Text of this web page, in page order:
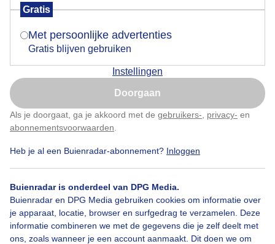
Gratis
Met persoonlijke advertenties
Gratis blijven gebruiken
Instellingen
Doorgaan
Als je doorgaat, ga je akkoord met de gebruikers- privacy- en
abonnementsvoorwaarden
Heb je al een Buienradar-abonnement? Inloggen
Buienradar is onderdeel van DPG Media.
Buienradar en DPG Media gebruiken cookies om informatie over
je apparaat, locatie, browser en surfgedrag te verzamelen. Deze
informatie combineren we met de gegevens die je zelf deelt met
ons, zoals wanneer je een account aanmaakt. Dit doen we om
Zojuist bij Kats, Zeeland
Door: Geeske Harkema Gemaakt: 12-05-2026, 64x bekeken
Bekijk slideshow
Is goed, toon de popup
Nu niet, misschien later
Klik hierom dit aan te passen